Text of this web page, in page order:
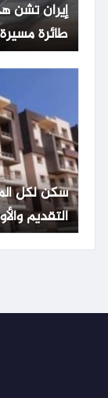
طائرة مسيرة
التقديم